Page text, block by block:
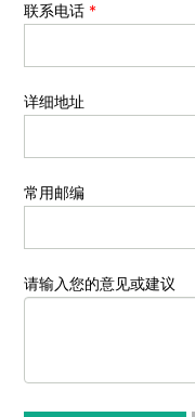
联系电话 *
详细地址
常用邮编
请输入您的意见或建议